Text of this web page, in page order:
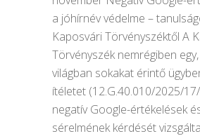
a jóhírnév védelme –
Kaposvári Törvényszéktől A
Törvényszék nemrégiben
világban sokakat érintő
ítéletet (12.G.40.010/2025/
negatív Google-értékelések
sérelmének kérdését